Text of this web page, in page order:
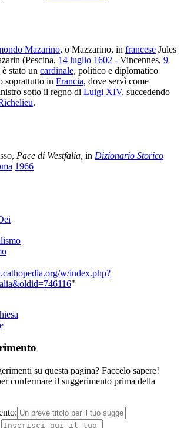
Mazarino, o Mazzarino, in francese Jules
(Pescina, 14 luglio 1602 - Vincennes, 9
è stato un cardinale, politico e diplomatico
soprattutto in Francia, dove servì come
sotto il regno di Luigi XIV, succedendo
.
, Pace di Westfalia, in Dizionario Storico
1966
w/index.php?
"
su questa pagina? Faccelo sapere!
confermare il suggerimento prima della